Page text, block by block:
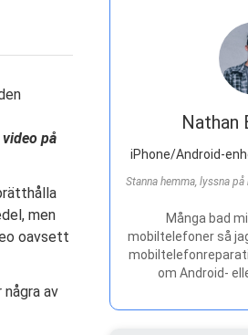
på
men
oavsett
av
Nathan
iPhone/Android-
Stanna hemma, lyssna
Många bad
mobiltelefoner så
om Android-